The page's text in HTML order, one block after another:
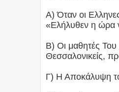
Α) Όταν οι
«Eλήλυθεν η ώρα
Β) Οι μαθητές Του
Θεσσαλονικείς,
Γ) Η Αποκάλυψη